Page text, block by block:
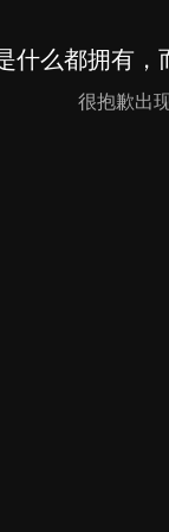
什么都拥有，
很抱歉出